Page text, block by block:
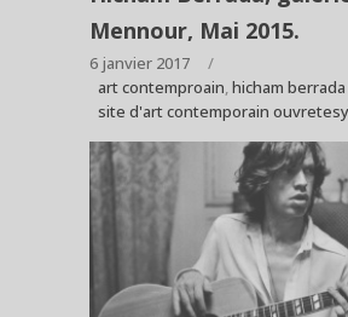
Mennour, Mai 2015.
6 janvier 2017
art contemproain,hicham
site d'art contemporain